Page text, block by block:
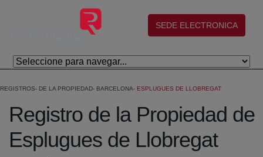
Skip to Main Content
(abre en nueva ventana)
SEDE ELECTRONICA
REGISTROS DE LA PROPIEDAD BARCELONA ESPLUGUES DE LLOBREGAT
Registro de la Propiedad de
Esplugues de Llobregat